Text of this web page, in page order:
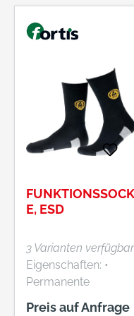
• Druckfreie, flache
°C waschbar
Material: 85 %
Baumwolle, 15 %
Polyamid
FUNKTIONSSOCK
E, ESD
3 Varianten verfügbar
Eigenschaften: •
Permanente
elektrostatische
Preis auf Anfrage